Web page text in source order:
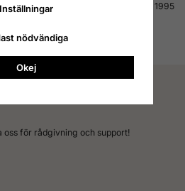
Tusentals nöjda kunder sedan 1995
för rådgivning och support!
Inställningar
nödvändiga
Okej